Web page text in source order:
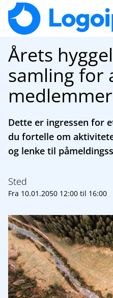
Årets
samling for
medlemmer
Dette er ingressen for
du fortelle om
og lenke til
Sted
Fra 10.01.2050 12:00 til 16:00